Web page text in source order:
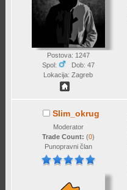
Postova: 1247
Spol:
Dob: 47
Lokacija: Zagreb
Slim_okrug
Moderator
Trade Count: (0)
Punopravni član